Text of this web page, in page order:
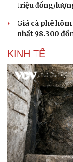
triệu đồng/
Giá cà phê
nhất 98.300
KINH TẾ